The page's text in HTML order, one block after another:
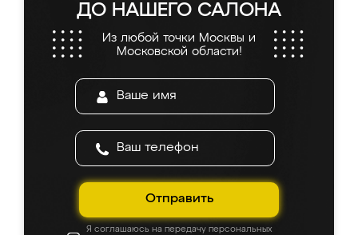
ДО НАШЕГО САЛОНА
Из любой точки Москвы и
Московской области!
Отправить
Я соглашаюсь на передачу персональных